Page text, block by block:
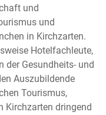
und
und
in Kirchzarten.
Hotelfachleute,
der Gesundheits- und
Auszubildende
Tourismus,
Kirchzarten dringend